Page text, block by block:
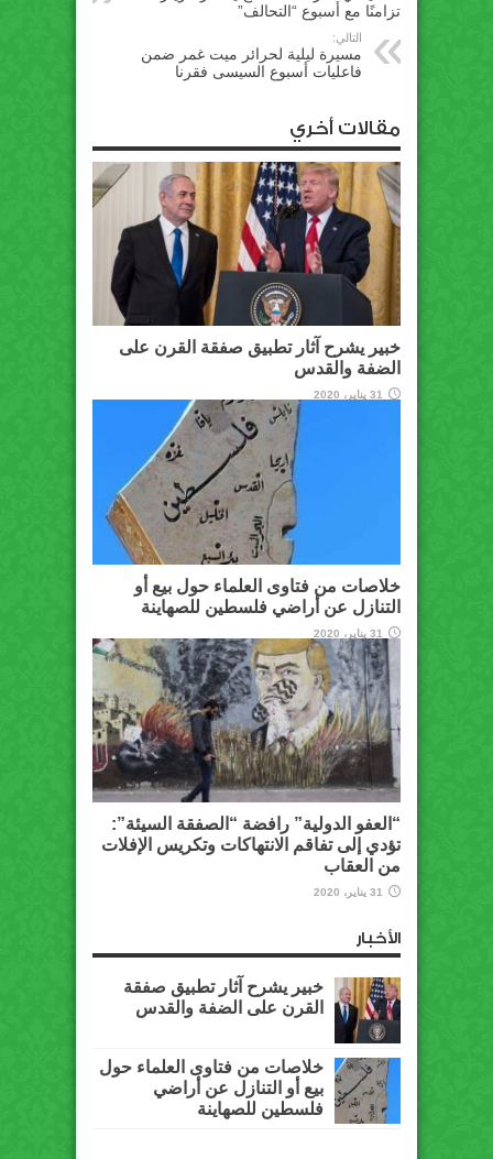
تزامنًا مع أسبوع “التحالف”
التالي:
مسيرة ليلية لحرائر ميت غمر ضمن
فاعليات أسبوع السيسى فقرنا
مقالات أخري
خبير يشرح آثار تطبيق صفقة القرن على
الضفة والقدس
31 يناير، 2020
خلاصات من فتاوى العلماء حول بيع أو
التنازل عن أراضي فلسطين للصهاينة
31 يناير، 2020
“العفو الدولية” رافضة “الصفقة السيئة”:
تؤدي إلى تفاقم الانتهاكات وتكريس الإفلات
من العقاب
31 يناير، 2020
الأخبار
خبير يشرح آثار تطبيق صفقة
القرن على الضفة والقدس
خلاصات من فتاوى العلماء حول
بيع أو التنازل عن أراضي
فلسطين للصهاينة